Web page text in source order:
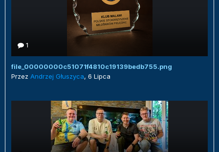
1
file_00000000c51071f4810c19139bedb755.png
Przez Andrzej Głuszyca, 6 Lipca